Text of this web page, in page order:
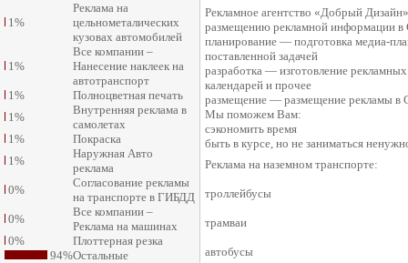
1%
Реклама на
цельнометалических
кузовах автомобилей
1%
Все компании –
Нанесение наклеек на
автотранспорт
1%
Полноцветная печать
1%
Внутренняя реклама в
самолетах
1%
Покраска
1%
Наружная Авто
реклама
0%
Согласование рекламы
на транспорте в ГИБДД
0%
Все компании –
Реклама на машинах
0%
Плоттерная резка
94%Остальные
Рекламное агентство «Добрый
размещению рекламной информации
планирование — подготовка медиа-
поставленной задачей
разработка — изготовление рекламных
календарей и прочее
размещение — размещение рекламы в
Мы поможем Вам:
сэкономить время
быть в курсе, но не заниматься
Реклама на наземном транспорте:
троллейбусы
трамваи
автобусы